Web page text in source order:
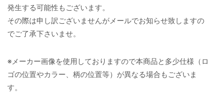
発生する可能性もございます。
その際は申し訳ございませんがメールでお知らせ致しますの
でご了承下さいませ。
※メーカー画像を使用しておりますので本商品と多少仕様（ロ
ゴの位置やカラー、柄の位置等）が異なる場合もございま
す。